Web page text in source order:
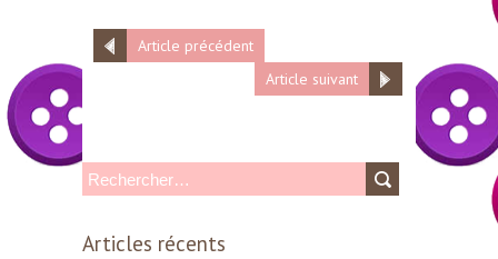
Article précédent
Article suivant
c
Articles récents